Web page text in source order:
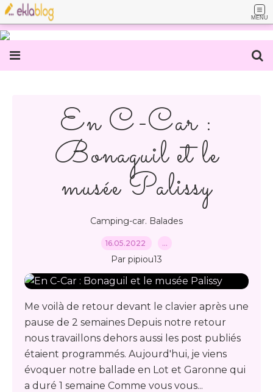
MENU
En C-Car :
Bonaguil et le
musée Palissy
Camping-car. Balades
16.05.2022 …
Par pipiou13
Me voilà de retour devant le clavier après une
pause de 2 semaines Depuis notre retour
nous travaillons dehors aussi les post publiés
étaient programmés. Aujourd'hui, je viens
évoquer notre ballade en Lot et Garonne qui
a duré 1 semaine Comme vous vous...